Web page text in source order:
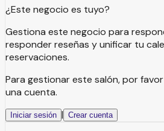
¿Este negocio es tuyo?
Gestiona este negocio para
responder reseñas y unificar tu
reservaciones.
Para gestionar este salón, por
una cuenta.
Iniciar sesión | Crear cuenta